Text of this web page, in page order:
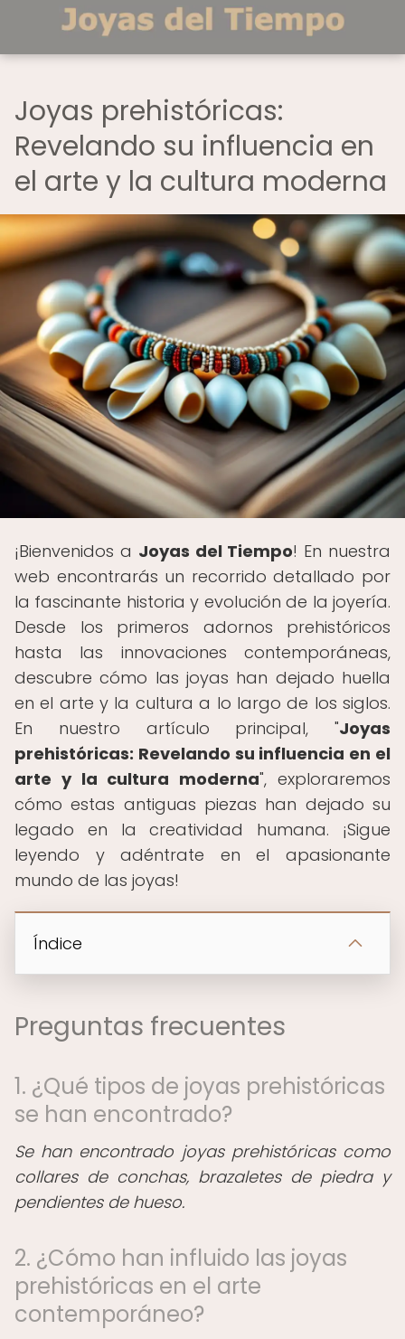
Joyas prehistóricas:
Revelando su influencia en
el arte y la cultura moderna
¡Bienvenidos a Joyas del Tiempo! En nuestra
web encontrarás un recorrido detallado por
la fascinante historia y evolución de la joyería.
Desde los primeros adornos prehistóricos
hasta las innovaciones contemporáneas,
descubre cómo las joyas han dejado huella
en el arte y la cultura a lo largo de los siglos.
En nuestro artículo principal, "Joyas
prehistóricas: Revelando su influencia en el
arte y la cultura moderna", exploraremos
cómo estas antiguas piezas han dejado su
legado en la creatividad humana. ¡Sigue
leyendo y adéntrate en el apasionante
mundo de las joyas!
Índice
Preguntas frecuentes
1. ¿Qué tipos de joyas prehistóricas
se han encontrado?
Se han encontrado joyas prehistóricas como
collares de conchas, brazaletes de piedra y
pendientes de hueso.
2. ¿Cómo han influido las joyas
prehistóricas en el arte
contemporáneo?